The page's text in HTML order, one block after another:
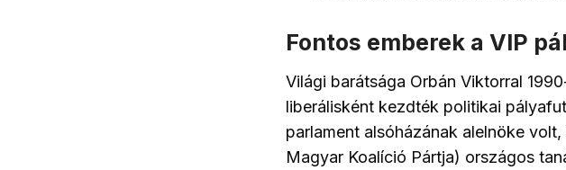
Fontos emberek a VIP
Világi barátsága Orbán Viktorral
liberálisként kezdték politikai
parlament alsóházának alelnöke
Magyar Koalíció Pártja) országos